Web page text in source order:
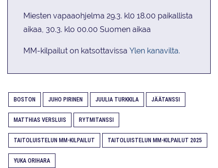
Miesten vapaaohjelma 29.3. kl0 18.00 paikallista
aikaa, 30.3. klo 00.00 Suomen aikaa
MM-kilpailut on katsottavissa Ylen kanavilta.
BOSTON JUHO PIRINEN JUULIA TURKKILA JÄÄTANSSI
MATTHIAS VERSLUIS RYTMITANSSI
TAITOLUISTELUN MM-KILPAILUT TAITOLUISTELUN MM-KILPAILUT 2025
YUKA ORIHARA